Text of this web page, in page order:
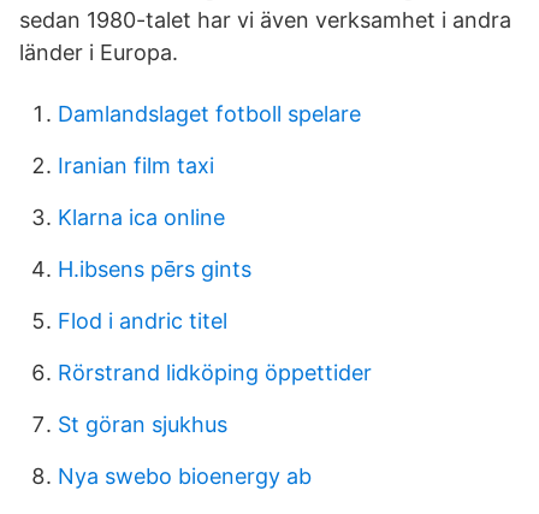
sedan 1980-talet har vi även verksamhet i andra
länder i Europa.
Damlandslaget fotboll spelare
Iranian film taxi
Klarna ica online
H.ibsens pērs gints
Flod i andric titel
Rörstrand lidköping öppettider
St göran sjukhus
Nya swebo bioenergy ab